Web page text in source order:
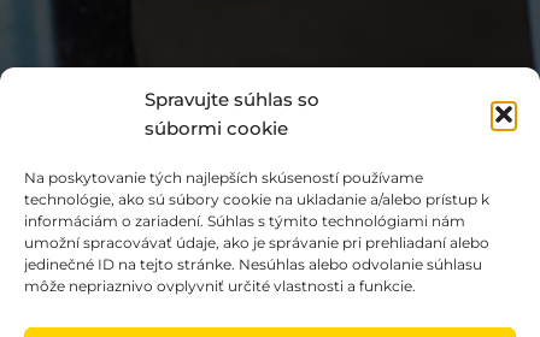
Spravujte súhlas so
súbormi cookie
Na poskytovanie tých najlepších skúseností používame
technológie, ako sú súbory cookie na ukladanie a/alebo prístup k
informáciám o zariadení. Súhlas s týmito technológiami nám
umožní spracovávať údaje, ako je správanie pri prehliadaní alebo
jedinečné ID na tejto stránke. Nesúhlas alebo odvolanie súhlasu
môže nepriaznivo ovplyvniť určité vlastnosti a funkcie.
O cookies/Ochrana osobných údajov